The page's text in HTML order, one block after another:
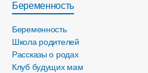
Беременность
Беременность
Школа родителей
Рассказы о родах
Клуб будущих мам